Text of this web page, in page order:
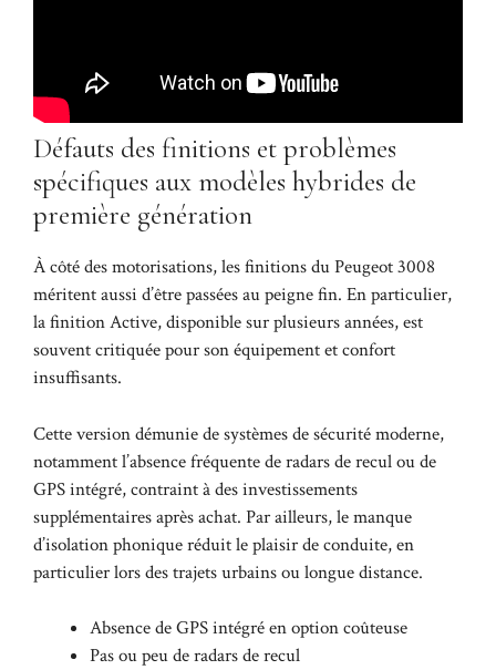
Défauts des finitions et problèmes
spécifiques aux modèles hybrides de
première génération
À côté des motorisations, les finitions du Peugeot 3008
méritent aussi d’être passées au peigne fin. En particulier,
la finition Active, disponible sur plusieurs années, est
souvent critiquée pour son équipement et confort
insuffisants.
Cette version démunie de systèmes de sécurité moderne,
notamment l’absence fréquente de radars de recul ou de
GPS intégré, contraint à des investissements
supplémentaires après achat. Par ailleurs, le manque
d’isolation phonique réduit le plaisir de conduite, en
particulier lors des trajets urbains ou longue distance.
Absence de GPS intégré en option coûteuse
Pas ou peu de radars de recul